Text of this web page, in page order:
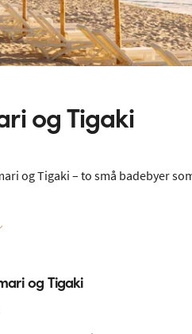
og Tigaki
og Tigaki – to små badebyer
og Tigaki